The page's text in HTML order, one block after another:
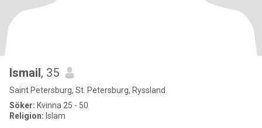
Ismail, 35
Saint Petersburg, St. Petersburg, Ryssland
Söker: Kvinna 25 - 50
Religion: Islam